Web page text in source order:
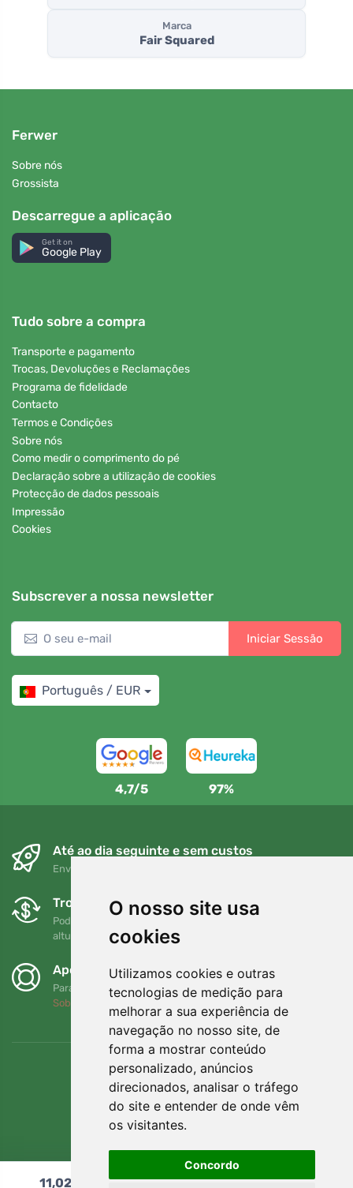
O nosso site usa
cookies
Utilizamos cookies e outras
tecnologias de medição para
melhorar a sua experiência de
navegação no nosso site, de
forma a mostrar conteúdo
personalizado, anúncios
direcionados, analisar o tráfego
do site e entender de onde vêm
os visitantes.
Concordo
Marca
Fair Squared
Ferwer
Sobre nós
Grossista
Descarregue a aplicação
Get it on
Google Play
Tudo sobre a compra
Transporte e pagamento
Trocas, Devoluções e Reclamações
Programa de fidelidade
Contacto
Termos e Condições
Sobre nós
Como medir o comprimento do pé
Declaração sobre a utilização de cookies
Protecção de dados pessoais
Impressão
Cookies
Subscrever a nossa newsletter
Iniciar Sessão
Português / EUR
4,7/5 97%
Até ao dia seguinte e sem custos
Envio gratuito para encomendas superiores a 80 EUR
Trocas e devoluções gratuitas
Pode devolver ou trocar a sua encomenda em qualquer
altura no prazo de 90 dias
Apoiamos a Trees.org
Para cada encomenda plantamos uma árvore! Leia mais
Sobre nós
11,02 Adicionar ao carrinho